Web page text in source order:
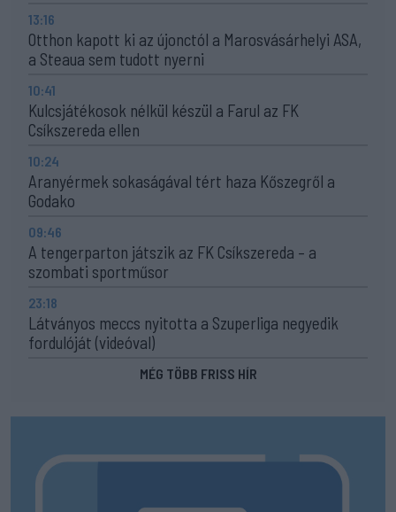
13:16
Otthon kapott ki az újonctól a Marosvásárhelyi ASA,
a Steaua sem tudott nyerni
10:41
Kulcsjátékosok nélkül készül a Farul az FK
Csíkszereda ellen
10:24
Aranyérmek sokaságával tért haza Kőszegről a
Godako
09:46
A tengerparton játszik az FK Csíkszereda – a
szombati sportműsor
23:18
Látványos meccs nyitotta a Szuperliga negyedik
fordulóját (videóval)
MÉG TÖBB FRISS HÍR